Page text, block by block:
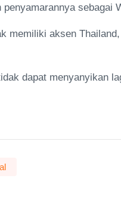
penyamarannya sebagai
memiliki aksen
dapat menyanyikan